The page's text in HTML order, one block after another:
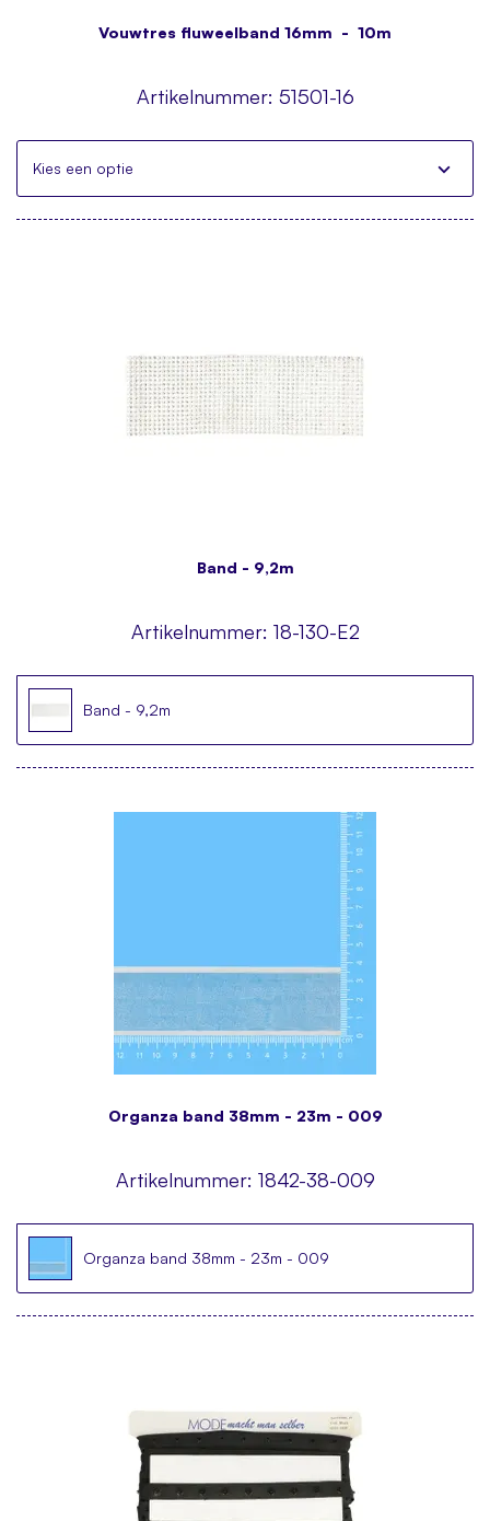
Vouwtres fluweelband 16mm - 10m
Artikelnummer: 51501-16
Kies een optie
Band - 9,2m
Artikelnummer: 18-130-E2
Band - 9,2m
Organza band 38mm - 23m - 009
Artikelnummer: 1842-38-009
Organza band 38mm - 23m - 009